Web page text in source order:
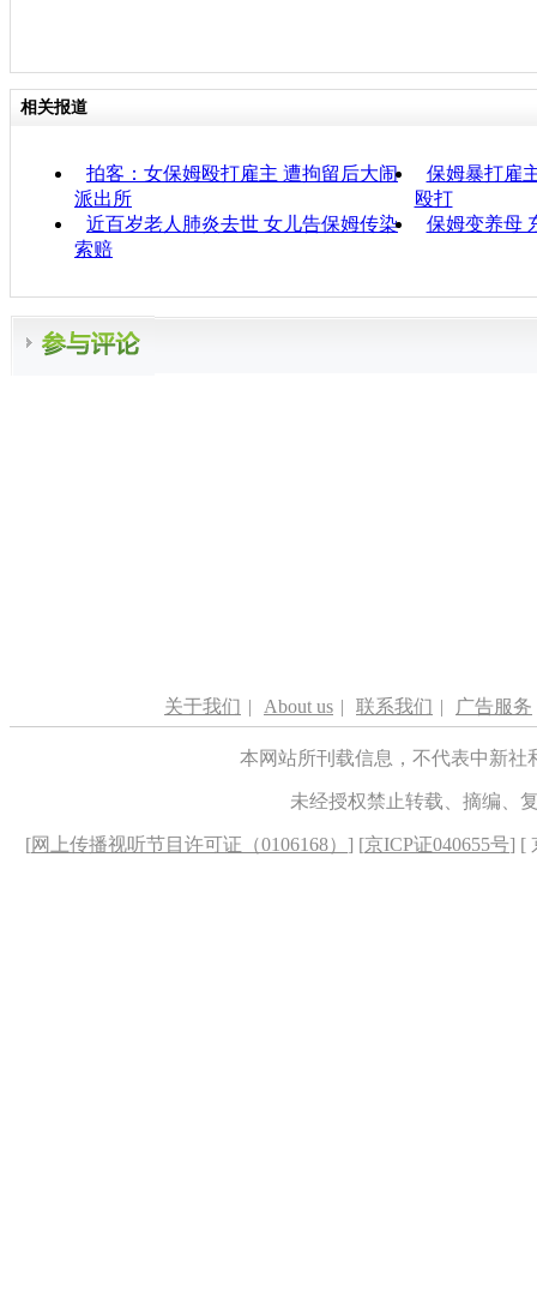
相关报道
拍客：女保姆殴打雇主 遭拘留后大闹
派出所
保姆暴打雇
殴打
近百岁老人肺炎去世 女儿告保姆传染
索赔
保姆变养母
关于我们 | About us | 联系我们 | 广告服务
本网站所刊载信息，不代表中新
未经授权禁止转载、摘编、
[网上传播视听节目许可证（0106168） ] [京ICP证040655号] [